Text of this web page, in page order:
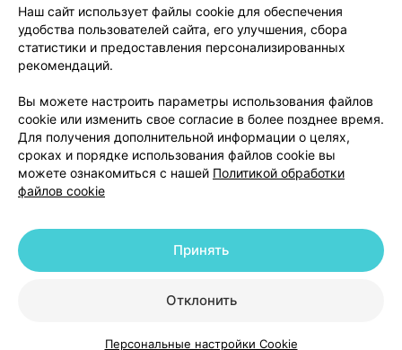
О проекте
Новости проекта
Размещение рекламы
Медицинский маркетинг
Публичный договор
Доставка
Способы оплаты
Вакансии
Партнеры
Написать руководителю 103.by
Написать в поддержку
Персональные настройки Cookie
© 2026 ООО «Артокс Лаб», УНП 191700409 | 220012, Республика Беларусь,
+375 291212755
Наш сайт использует файлы cookie для обеспечения
удобства пользователей сайта, его улучшения, сбора
статистики и предоставления персонализированных
рекомендаций.
Вы можете настроить параметры использования файлов
cookie или изменить свое согласие в более позднее время.
Для получения дополнительной информации о целях,
сроках и порядке использования файлов cookie вы
можете ознакомиться с нашей Политикой обработки
файлов cookie
Отклонить
Принять
Персональные настройки Cookie